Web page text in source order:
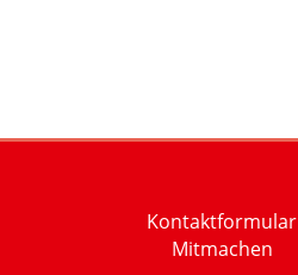
Kontaktformular
Mitmachen